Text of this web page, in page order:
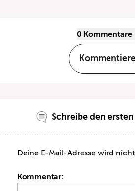
0 Kommentare
Schreibe den
Deine E-Mail-Adresse wird
Kommentar: